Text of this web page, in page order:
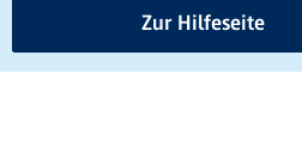
Zur Hilfeseite